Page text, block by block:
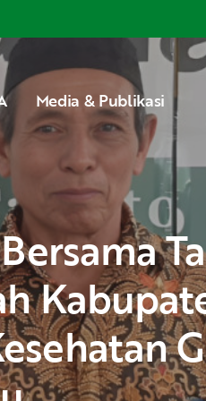
Media & Publikasi